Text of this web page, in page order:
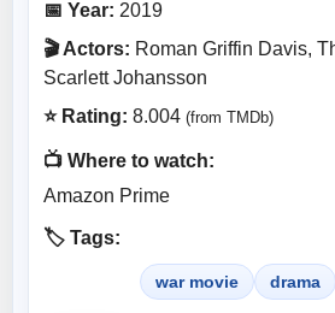
📅 Year: 2019
🎬 Actors: Roman Griffin Davis,
Scarlett Johansson
⭐ Rating: 8.004 (from TMDb)
📺 Where to watch:
Amazon Prime
🏷️ Tags:
war movie drama